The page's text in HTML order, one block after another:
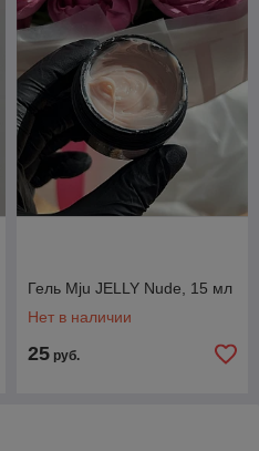
Гель Mju JELLY Nude, 15 мл
Нет в наличии
25 руб.